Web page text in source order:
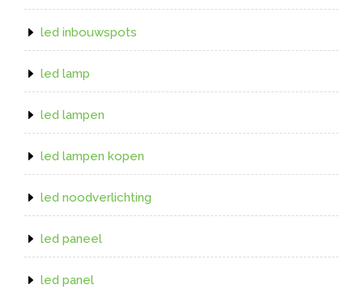
led inbouwspots
led lamp
led lampen
led lampen kopen
led noodverlichting
led paneel
led panel